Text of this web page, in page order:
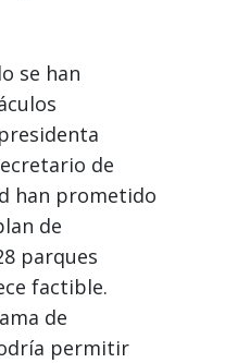
se han
de
han prometido
de
parques
factible.
de
permitir